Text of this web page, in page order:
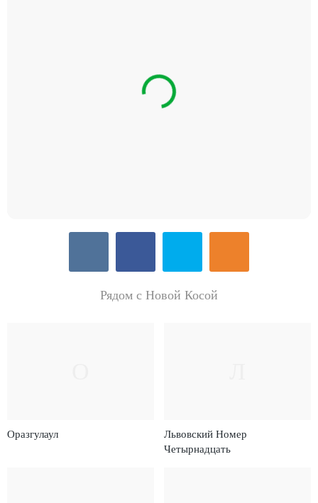
Рядом с Новой Косой
Оразгулаул
Львовский Номер
Четырнадцать